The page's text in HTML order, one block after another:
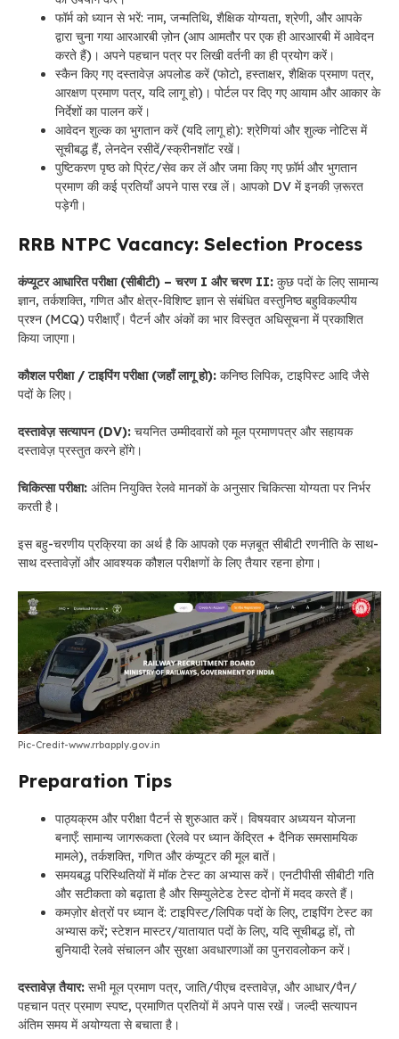
फॉर्म को ध्यान से भरें: नाम, जन्मतिथि, शैक्षिक योग्यता, श्रेणी, और आपके
द्वारा चुना गया आरआरबी ज़ोन (आप आमतौर पर एक ही आरआरबी में आवेदन
करते हैं)। अपने पहचान पत्र पर लिखी वर्तनी का ही प्रयोग करें।
स्कैन किए गए दस्तावेज़ अपलोड करें (फोटो, हस्ताक्षर, शैक्षिक प्रमाण पत्र,
आरक्षण प्रमाण पत्र, यदि लागू हो)। पोर्टल पर दिए गए आयाम और आकार के
निर्देशों का पालन करें।
आवेदन शुल्क का भुगतान करें (यदि लागू हो): श्रेणियां और शुल्क नोटिस में
सूचीबद्ध हैं, लेनदेन रसीदें/स्क्रीनशॉट रखें।
पुष्टिकरण पृष्ठ को प्रिंट/सेव कर लें और जमा किए गए फ़ॉर्म और भुगतान
प्रमाण की कई प्रतियाँ अपने पास रख लें। आपको DV में इनकी ज़रूरत
पड़ेगी।
RRB NTPC Vacancy: Selection Process
कंप्यूटर आधारित परीक्षा (सीबीटी) – चरण I और चरण II: कुछ पदों के लिए सामान्य
ज्ञान, तर्कशक्ति, गणित और क्षेत्र-विशिष्ट ज्ञान से संबंधित वस्तुनिष्ठ बहुविकल्पीय
प्रश्न (MCQ) परीक्षाएँ। पैटर्न और अंकों का भार विस्तृत अधिसूचना में प्रकाशित
किया जाएगा।
कौशल परीक्षा / टाइपिंग परीक्षा (जहाँ लागू हो): कनिष्ठ लिपिक, टाइपिस्ट आदि जैसे
पदों के लिए।
दस्तावेज़ सत्यापन (DV): चयनित उम्मीदवारों को मूल प्रमाणपत्र और सहायक
दस्तावेज़ प्रस्तुत करने होंगे।
चिकित्सा परीक्षा: अंतिम नियुक्ति रेलवे मानकों के अनुसार चिकित्सा योग्यता पर निर्भर
करती है।
इस बहु-चरणीय प्रक्रिया का अर्थ है कि आपको एक मज़बूत सीबीटी रणनीति के साथ-
साथ दस्तावेज़ों और आवश्यक कौशल परीक्षणों के लिए तैयार रहना होगा।
Pic-Credit-www.rrbapply.gov.in
Preparation Tips
पाठ्यक्रम और परीक्षा पैटर्न से शुरुआत करें। विषयवार अध्ययन योजना
बनाएँ: सामान्य जागरूकता (रेलवे पर ध्यान केंद्रित + दैनिक समसामयिक
मामले), तर्कशक्ति, गणित और कंप्यूटर की मूल बातें।
समयबद्ध परिस्थितियों में मॉक टेस्ट का अभ्यास करें। एनटीपीसी सीबीटी गति
और सटीकता को बढ़ाता है और सिम्युलेटेड टेस्ट दोनों में मदद करते हैं।
कमज़ोर क्षेत्रों पर ध्यान दें: टाइपिस्ट/लिपिक पदों के लिए, टाइपिंग टेस्ट का
अभ्यास करें; स्टेशन मास्टर/यातायात पदों के लिए, यदि सूचीबद्ध हों, तो
बुनियादी रेलवे संचालन और सुरक्षा अवधारणाओं का पुनरावलोकन करें।
दस्तावेज़ तैयार: सभी मूल प्रमाण पत्र, जाति/पीएच दस्तावेज़, और आधार/पैन/
पहचान पत्र प्रमाण स्पष्ट, प्रमाणित प्रतियों में अपने पास रखें। जल्दी सत्यापन
अंतिम समय में अयोग्यता से बचाता है।